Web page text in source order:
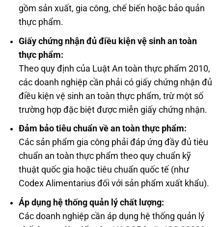
gồm sản xuất, gia công, chế biến hoặc bảo quản
thực phẩm.
Giấy chứng nhận đủ điều kiện vệ sinh an toàn
thực phẩm:
Theo quy định của Luật An toàn thực phẩm 2010,
các doanh nghiệp cần phải có giấy chứng nhận đủ
điều kiện vệ sinh an toàn thực phẩm, trừ một số
trường hợp đặc biệt được miễn giấy chứng nhận.
Đảm bảo tiêu chuẩn về an toàn thực phẩm:
Các sản phẩm gia công phải đáp ứng đầy đủ tiêu
chuẩn an toàn thực phẩm theo quy chuẩn kỹ
thuật quốc gia hoặc tiêu chuẩn quốc tế (như
Codex Alimentarius đối với sản phẩm xuất khẩu).
Áp dụng hệ thống quản lý chất lượng:
Các doanh nghiệp cần áp dụng hệ thống quản lý